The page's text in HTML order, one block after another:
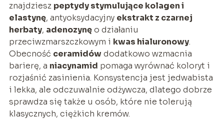
znajdziesz peptydy stymulujące kolagen i
elastynę, antyoksydacyjny ekstrakt z czarnej
herbaty, adenozynęo działaniu
przeciwzmarszczkowym i kwas hialuronowy.
Obecność ceramidówdodatkowo wzmacnia
barierę, a niacynamid pomaga wyrównać koloryt i
rozjaśnić zasinienia. Konsystencja jest jedwabista
i lekka, ale odczuwalnie odżywcza, dlatego dobrze
sprawdza się także u osób, które nie tolerują
klasycznych, ciężkich kremów.